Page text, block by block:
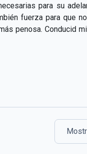
para su
fuerza para que
penosa. Conducid